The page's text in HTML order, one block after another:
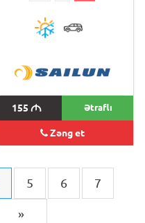
155 M Ətraflı
Zəng et
5 6 7
»